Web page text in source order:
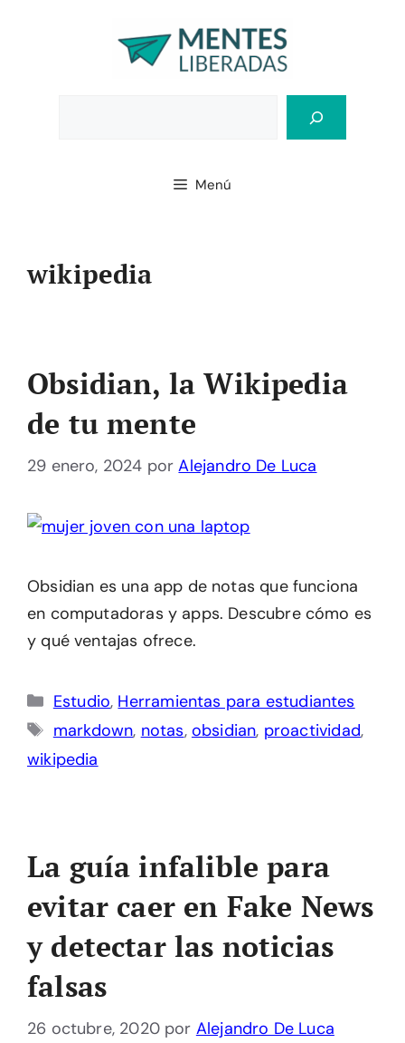
Menú
wikipedia
Obsidian, la Wikipedia
de tu mente
29 enero, 2024 porAlejandro De Luca
Obsidian es una app de notas que funciona
en computadoras y apps. Descubre cómo es
y qué ventajas ofrece.
Categorías
Estudio, Herramientas para estudiantes
Etiquetas
markdown, notas, obsidian, proactividad,
wikipedia
La guía infalible para
evitar caer en Fake News
y detectar las noticias
falsas
26 octubre, 2020 por Alejandro De Luca